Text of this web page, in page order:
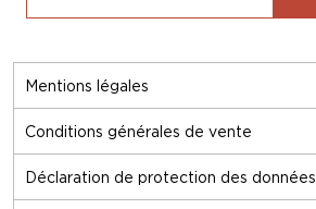
Mentions légales
Conditions générales de vente
Déclaration de protection des données